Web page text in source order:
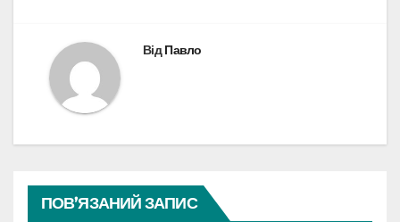
ВідПавло
ПОВ’ЯЗАНИЙ ЗАПИС